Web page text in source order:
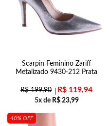
Scarpin Feminino Zariff
Metalizado 9430-212 Prata
R$199,90 R$ 119,94
5x de R$23,99
40% OFF